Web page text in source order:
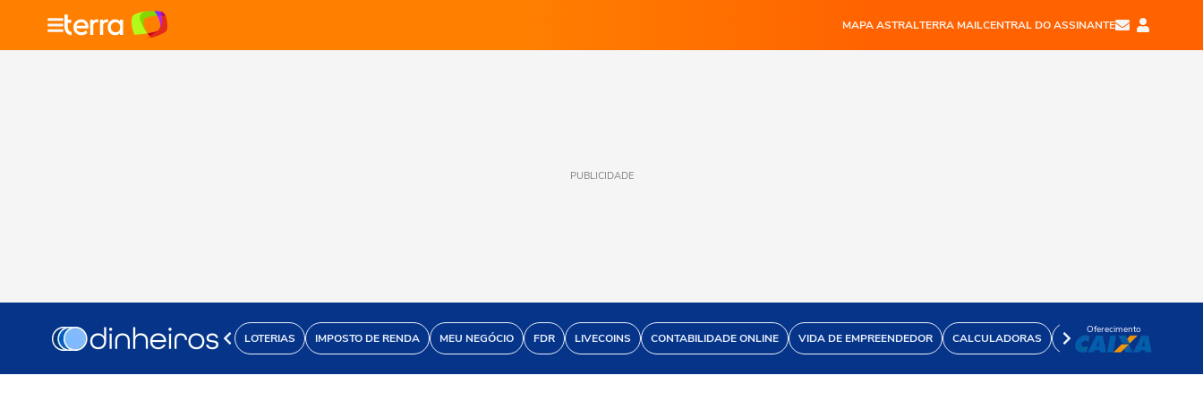
MAPA ASTRALTERRA MAILCENTRAL DO ASSINANTE
PUBLICIDADE
LOTERIAS IMPOSTO DE RENDA MEU NEGÓCIO FDR LIVECOINS CONTABILIDADE ONLINE VIDA DE EMPREENDEDOR CALCULADORAS VÍDEOS
Oferecimento